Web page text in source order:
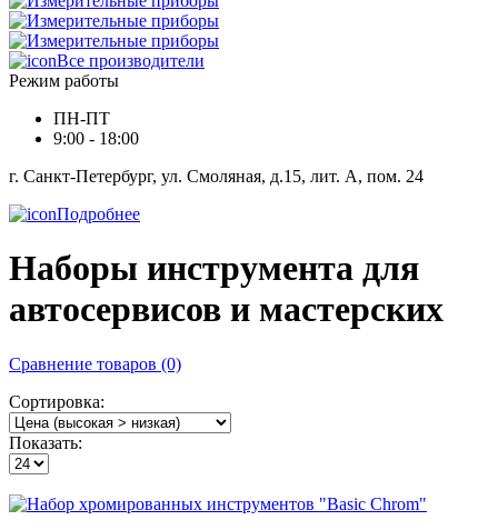
Все производители
Режим работы
ПН-ПТ
9:00 - 18:00
г. Санкт-Петербург, ул. Смоляная, д.15, лит. А, пом. 24
Подробнее
Наборы инструмента для
автосервисов и мастерских
Сравнение товаров (0)
Сортировка:
Показать: